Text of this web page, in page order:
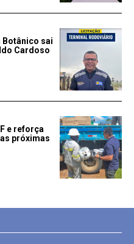
sai
Cardoso
e reforça
próximas